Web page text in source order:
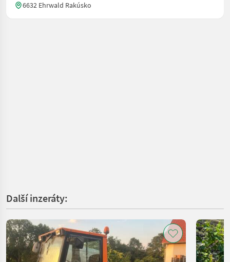
6632 Ehrwald Rakúsko
Další inzeráty: